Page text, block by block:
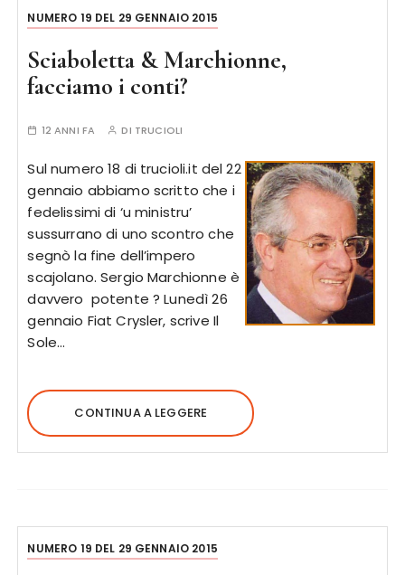
NUMERO 19 DEL 29 GENNAIO 2015
Sciaboletta & Marchionne,
facciamo i conti?
12 ANNI FA DI TRUCIOLI
Sul numero 18 di trucioli.it del 22
gennaio abbiamo scritto che i
fedelissimi di ‘u ministru’
sussurrano di uno scontro che
segnò la fine dell’impero
scajolano. Sergio Marchionne è
davvero potente ? Lunedì 26
gennaio Fiat Crysler, scrive Il
Sole…
CONTINUA A LEGGERE
NUMERO 19 DEL 29 GENNAIO 2015